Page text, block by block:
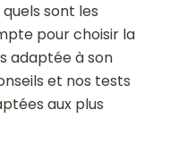
sont les
pour choisir la
adaptée à son
et nos tests
aux plus